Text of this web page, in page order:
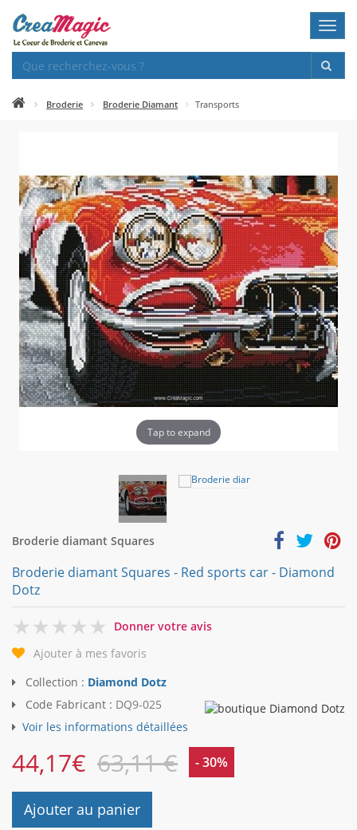
Broderie Broderie Diamant Transports
Tap to expand
Broderie diamant Squares
Broderie diamant Squares - Red sports car - Diamond
Dotz
0
Donner votre avis
Ajouter à mes favoris
Collection : Diamond Dotz
Code Fabricant : DQ9-025
Voir les informations détaillées
44,17€ 63,11 € - 30%
Ajouter au panier